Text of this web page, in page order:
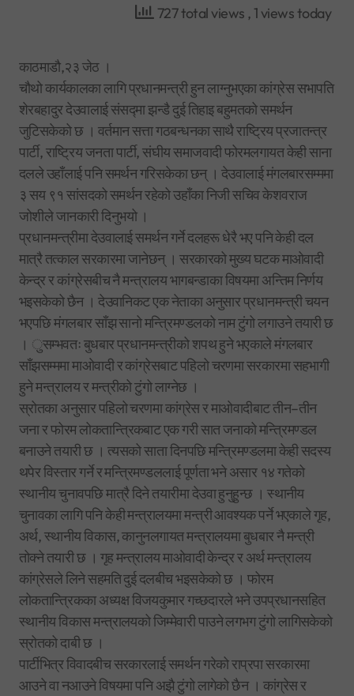
727 total views , 1 views today
काठमाडौ,२३ जेठ ।
चौथो कार्यकालका लागि प्रधानमन्त्री हुन लाग्नुभएका कांग्रेस सभापति
शेरबहादुर देउवालाई संसद्मा झन्डै दुई तिहाइ बहुमतको समर्थन
जुटिसकेको छ । वर्तमान सत्ता गठबन्धनका साथै राष्ट्रिय प्रजातन्त्र
पार्टी, राष्ट्रिय जनता पार्टी, संघीय समाजवादी फोरमलगायत केही साना
दलले उहाँलाई पनि समर्थन गरिसकेका छन् । देउवालाई मंगलबारसम्ममा
३ सय ९१ सांसदको समर्थन रहेको उहाँका निजी सचिव केशवराज
जोशीले जानकारी दिनुभयो ।
प्रधानमन्त्रीमा देउवालाई समर्थन गर्ने दलहरू धेरै भए पनि केही दल
मात्रै तत्काल सरकारमा जानेछन् । सरकारको मुख्य घटक माओवादी
केन्द्र र कांग्रेसबीच नै मन्त्रालय भागबन्डाका विषयमा अन्तिम निर्णय
भइसकेको छैन । देउवानिकट एक नेताका अनुसार प्रधानमन्त्री चयन
भएपछि मंगलबार साँझ सानो मन्त्रिमण्डलको नाम टुंगो लगाउने तयारी छ
। ुसम्भवतः बुधबार प्रधानमन्त्रीको शपथ हुने भएकाले मंगलबार
साँझसम्ममा माओवादी र कांग्रेसबाट पहिलो चरणमा सरकारमा सहभागी
हुने मन्त्रालय र मन्त्रीको टुंगो लाग्नेछ ।
स्रोतका अनुसार पहिलो चरणमा कांग्रेस र माओवादीबाट तीन–तीन
जना र फोरम लोकतान्त्रिकबाट एक गरी सात जनाको मन्त्रिमण्डल
बनाउने तयारी छ । त्यसको साता दिनपछि मन्त्रिमण्डलमा केही सदस्य
थपेर विस्तार गर्ने र मन्त्रिमण्डललाई पूर्णता भने असार १४ गतेको
स्थानीय चुनावपछि मात्रै दिने तयारीमा देउवा हुनुहुन्छ । स्थानीय
चुनावका लागि पनि केही मन्त्रालयमा मन्त्री आवश्यक पर्ने भएकाले गृह,
अर्थ, स्थानीय विकास, कानुनलगायत मन्त्रालयमा बुधबार नै मन्त्री
तोक्ने तयारी छ । गृह मन्त्रालय माओवादी केन्द्र र अर्थ मन्त्रालय
कांग्रेसले लिने सहमति दुई दलबीच भइसकेको छ । फोरम
लोकतान्त्रिकका अध्यक्ष विजयकुमार गच्छदारले भने उपप्रधानसहित
स्थानीय विकास मन्त्रालयको जिम्मेवारी पाउने लगभग टुंगो लागिसकेको
स्रोतको दाबी छ ।
पार्टीभित्र विवादबीच सरकारलाई समर्थन गरेको राप्रपा सरकारमा
आउने वा नआउने विषयमा पनि अझै टुंगो लागेको छैन । कांग्रेस र